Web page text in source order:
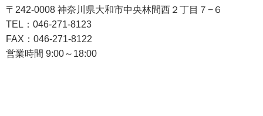
〒242-0008 神奈川県大和市中央林間西２丁目７−６
TEL：046-271-8123
FAX：046-271-8122
営業時間 9:00～18:00